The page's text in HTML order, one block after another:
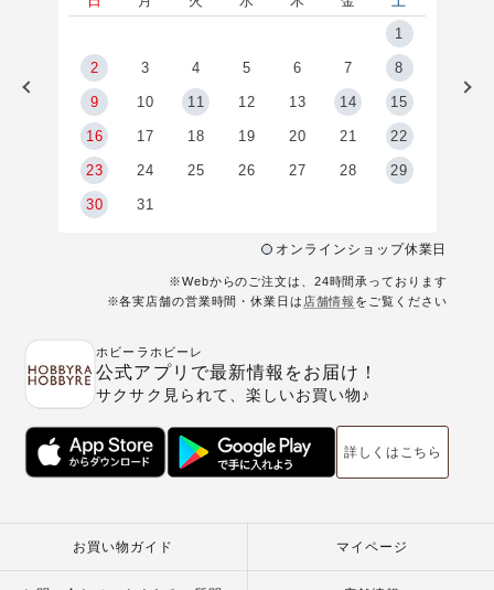
1
2 3 4 5 6 7 8
9 10 11 12 13 14 15
16 17 18 19 20 21 22
23 24 25 26 27 28 29
30 31
オンラインショップ休業日
※Webからのご注文は、24時間承っております
※各実店舗の営業時間・休業日は 店舗情報 をご覧ください
ホビーラホビーレ
公式アプリで最新情報をお届け！
サクサク見られて、楽しいお買い物♪
詳しくはこちら
お買い物ガイド マイページ